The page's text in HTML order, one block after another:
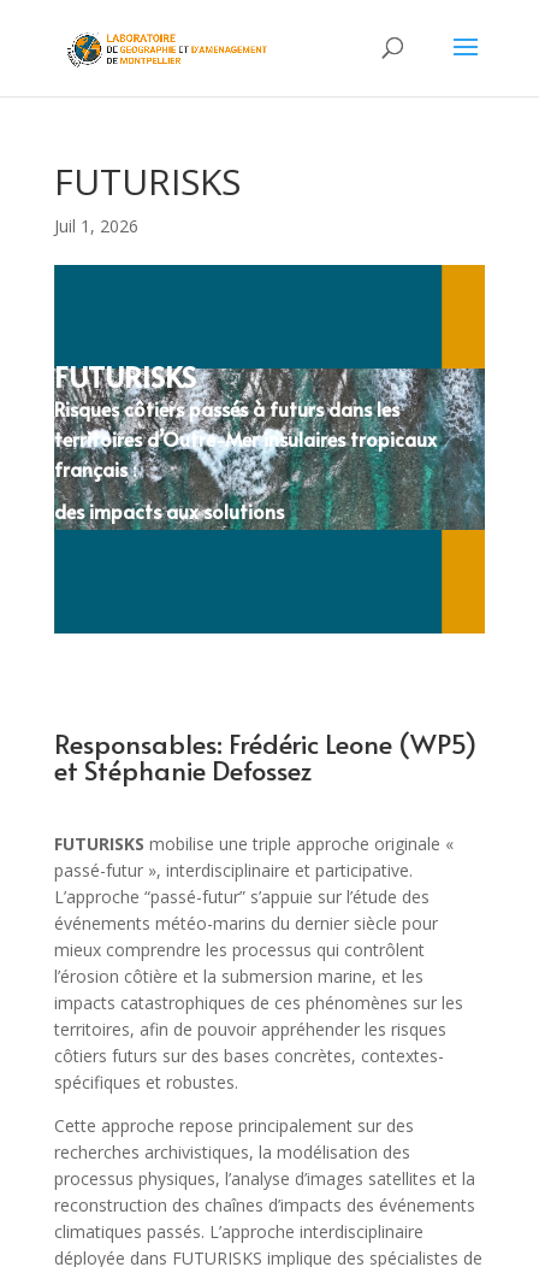
FUTURISKS
Juil 1, 2026
FUTURISKS
Risques côtiers passés à futurs dans les
territoires d’Outre-Mer insulaires tropicaux
français :
des impacts aux solutions
Responsables: Frédéric Leone (WP5)
et Stéphanie Defossez
FUTURISKS mobilise une triple approche originale «
passé-futur », interdisciplinaire et participative.
L’approche “passé-futur” s’appuie sur l’étude des
événements météo-marins du dernier siècle pour
mieux comprendre les processus qui contrôlent
l’érosion côtière et la submersion marine, et les
impacts catastrophiques de ces phénomènes sur les
territoires, afin de pouvoir appréhender les risques
côtiers futurs sur des bases concrètes, contextes-
spécifiques et robustes.
Cette approche repose principalement sur des
recherches archivistiques, la modélisation des
processus physiques, l’analyse d’images satellites et la
reconstruction des chaînes d’impacts des événements
climatiques passés. L’approche interdisciplinaire
déployée dans FUTURISKS implique des spécialistes de